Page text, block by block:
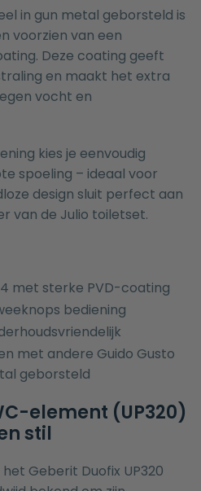
in gun metal geborsteld is
voorzien van een
Deze coating geeft
en maakt het extra
vocht en
kies je eenvoudig
spoeling – ideaal voor
design sluit perfect aan
van de Julio toiletset.
met sterke PVD-coating
bediening
met andere Guido Gusto
geborsteld
element (UP320)
stil
Geberit Duofix UP320